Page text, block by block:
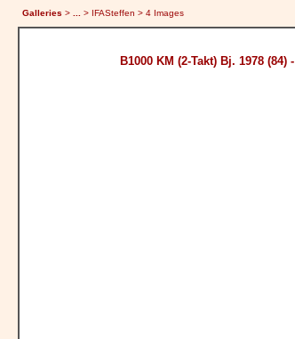
Galleries > > IFASteffen > 4 Images
B1000 KM (2-Takt) Bj. 1978 (84) -